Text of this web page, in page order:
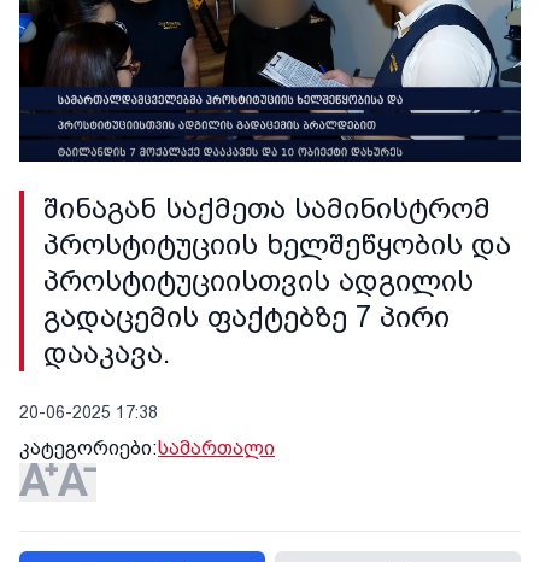
შინაგან საქმეთა სამინისტრომ
პროსტიტუციის ხელშეწყობის და
პროსტიტუციისთვის ადგილის
გადაცემის ფაქტებზე 7 პირი
დააკავა.
20-06-2025 17:38
კატეგორიები:სამართალი